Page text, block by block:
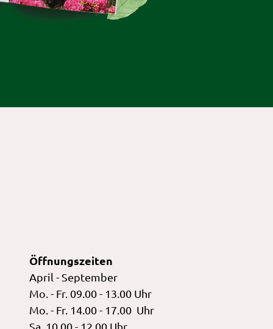
Öffnungszeiten
April - September
Mo. - Fr. 09.00 - 13.00 Uhr
Mo. - Fr. 14.00 - 17.00 Uhr